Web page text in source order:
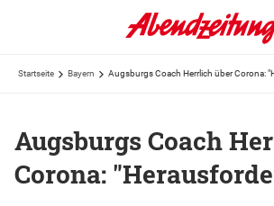
Startseite Bayern Augsburgs Coach Herrlich über Corona:
Augsburgs Coach
Corona: